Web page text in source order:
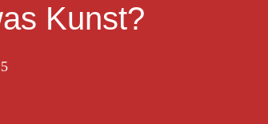
Kunst?